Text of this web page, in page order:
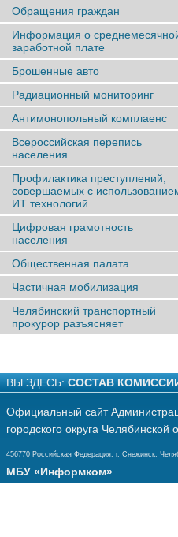
Обращения граждан
Информация о
заработной плате
Брошенные авто
Радиационный мониторинг
Антимонопольный комплаенс
Всероссийская перепись
населения
Профилактика преступлений,
совершаемых с
ИТ технологий
Цифровая грамотность
населения
Общественная палата
Частичная мобилизация
Челябинский транспортный
прокурор разъясняет
ВЫ ЗДЕСЬ: СОСТАВ
Официальный сайт
городского округа Челябинской
456770 Российская Федерация, г. Снежинск,
МБУ «Информком»